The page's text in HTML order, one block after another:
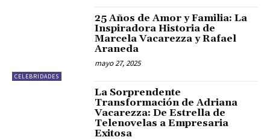
CELEBRIDADES
25 Años de Amor y Familia: La
Inspiradora Historia de
Marcela Vacarezza y Rafael
Araneda
mayo 27, 2025
La Sorprendente
Transformación de Adriana
Vacarezza: De Estrella de
Telenovelas a Empresaria
Exitosa